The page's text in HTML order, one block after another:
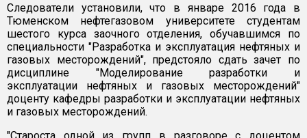
Следователи установили, что в январе 2016 года в
Тюменском нефтегазовом университете студентам
шестого курса заочного отделения, обучавшимся по
специальности "Разработка и эксплуатация нефтяных и
газовых месторождений", предстояло сдать зачет по
дисциплине "Моделирование разработки и
эксплуатации нефтяных и газовых месторождений"
доценту кафедры разработки и эксплуатации нефтяных
и газовых месторождений.
"Староста одной из групп в разговоре с доцентом